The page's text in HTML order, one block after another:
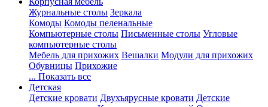
Журнальные столы Зеркала
Комоды Комоды пеленальные
Компьютерные столы Письменные столы Угловые
компьютерные столы
Мебель для прихожих Вешалки Модули для прихожих
Обувницы Прихожие
... Показать все
Детская
Детские кровати Двухъярусные кровати Детские